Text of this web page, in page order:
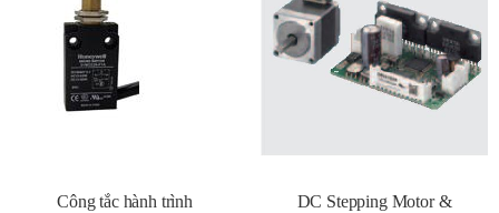
Công tắc hành trình
DC Stepping Motor &